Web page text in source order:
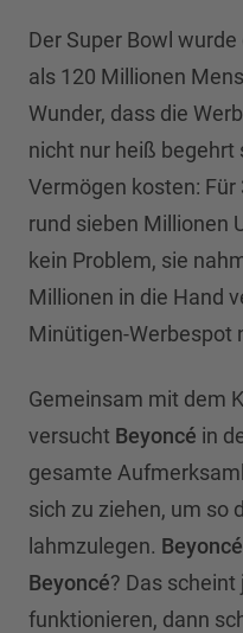
Der Super Bowl
als 120 Millionen
Wunder, dass die
nicht nur heiß begehrt
Vermögen kosten:
rund sieben Millionen
kein Problem, sie
Millionen in die Hand
Minütigen-Werbespot
Gemeinsam mit dem
versucht Beyoncé in
gesamte
sich zu ziehen, um so
lahmzulegen. Beyoncé
Beyoncé? Das
funktionieren, dann